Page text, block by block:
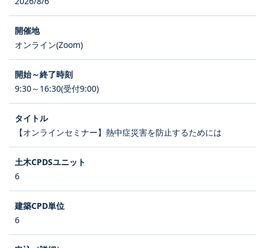
オンライン(Zoom)
9:30～16:30(受付9:00)
【オンラインセミナー】熱中症災害を防止するためには
6
6